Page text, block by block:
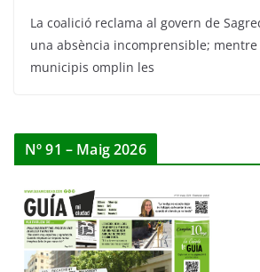
La coalició reclama al govern de
una absència incomprensible; mentre
municipis omplin les
Nº 91 – Maig 2026